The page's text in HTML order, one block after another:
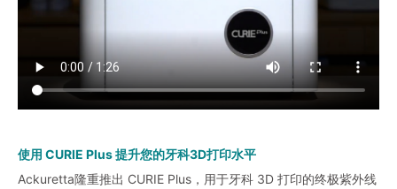
使用 CURIE Plus 提升您的牙科3D打印水平
Ackuretta隆重推出 CURIE Plus，用于牙科 3D 打印的终极紫外线